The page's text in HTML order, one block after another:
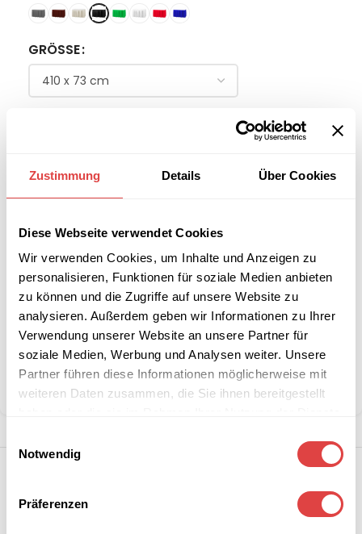
Zustimmung Details Über Cookies
Diese Webseite verwendet Cookies
Wir verwenden Cookies, um Inhalte und Anzeigen zu
personalisieren, Funktionen für soziale Medien anbieten
zu können und die Zugriffe auf unsere Website zu
analysieren. Außerdem geben wir Informationen zu Ihrer
Verwendung unserer Website an unsere Partner für
soziale Medien, Werbung und Analysen weiter. Unsere
Partner führen diese Informationen möglicherweise mit
weiteren Daten zusammen, die Sie ihnen bereitgestellt
Notwendig
Präferenzen
GRÖSSE
größeren
Stückzahlen?
anfordern
Artikelnummer:n. v.
Kategorien:
Skirtings, Skirtings Kellerfalte
Schlagwort:
Schwer Entflammbar B1
Marke:Gastro Uzal
Teilen: